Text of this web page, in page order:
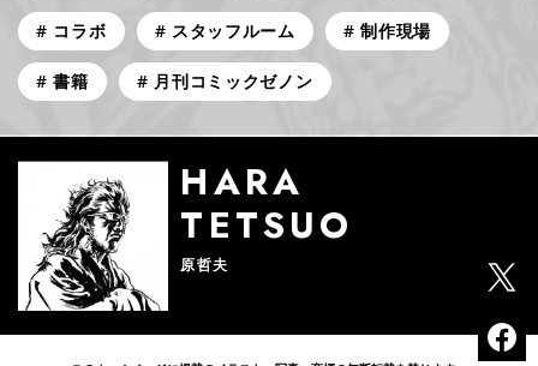
コラボ スタッフルーム 制作現場
書籍 月刊コミックゼノン
HARA
TETSUO
原哲夫